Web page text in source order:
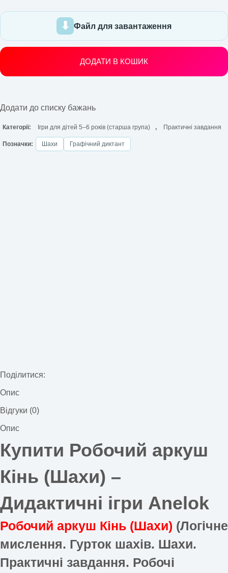
Файл для завантаження
ДОДАТИ В КОШИК
Додати до списку бажань
Категорії: Ігри для дітей 5–6 років (старша група) , Практичні завдання
Позначки: Шахи Графічний диктант
Поділитися:
Опис
Відгуки (0)
Опис
Купити Робочий аркуш
Кінь (Шахи) –
Дидактичні ігри Anelok
Робочий аркуш Кінь (Шахи) (Логічне
мислення. Гурток шахів. Шахи.
Практичні завдання. Робочі